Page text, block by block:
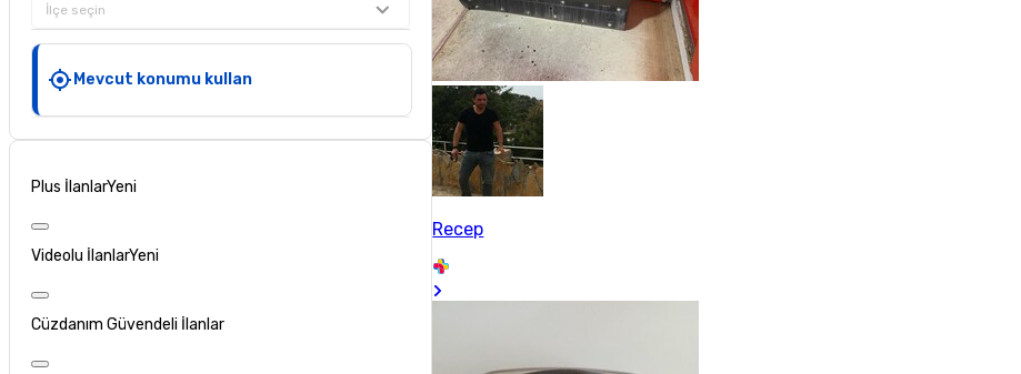
İlçe seçin
Mevcut konumu kullan
Plus İlanlarYeni
Videolu İlanlarYeni
Cüzdanım Güvendeli İlanlar
Recep